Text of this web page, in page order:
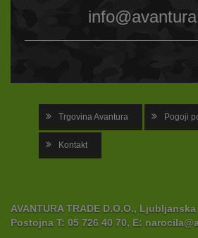
Trgovina Avantura Pogoji
Kontakt
AVANTURA TRADE D.O.O.,
Postojna T: 05 726 40 70, E: